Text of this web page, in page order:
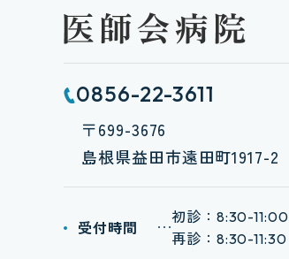
0856-22-3611
〒699-3676
島根県益田市遠田町1917-2
受付時間
初診： 8:30-11:00
再診： 8:30-11:30